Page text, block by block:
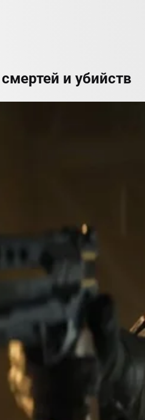
и убийств